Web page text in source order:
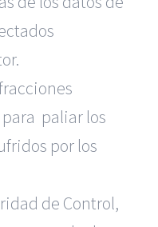
paliar los
por los
de Control,